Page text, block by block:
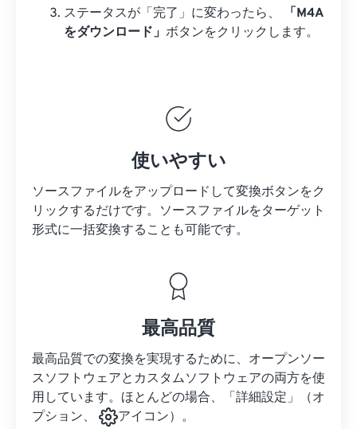
ステータスが「完了」に変わったら、
「M4A
をダウンロード」 ボタンをクリックします。
使いやすい
ソースファイルをアップロードして変換ボタンをク
リックするだけです。 ソースファイルをターゲット
形式に一括変換することも可能です。
最高品質
最高品質での変換を実現するために、オープンソー
スソフトウェアとカスタムソフトウェアの両方を使
用しています。ほとんどの場合、「詳細設定」（オ
プション、
アイコン）。